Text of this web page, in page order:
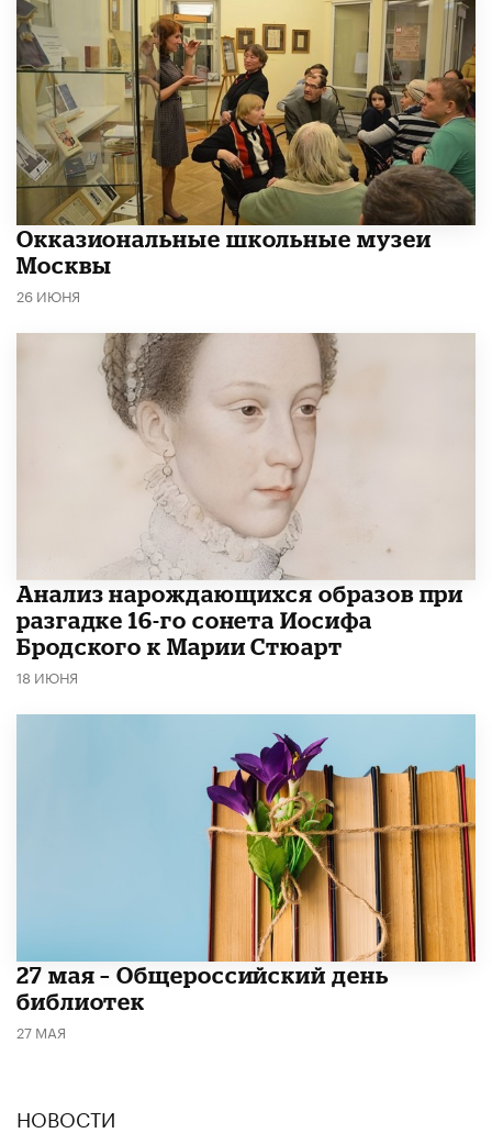
​Окказиональные школьные музеи
Москвы
26 ИЮНЯ
Анализ нарождающихся образов при
разгадке 16-го сонета Иосифа
Бродского к Марии Стюарт
18 ИЮНЯ
​27 мая – Общероссийский день
библиотек
27 МАЯ
НОВОСТИ